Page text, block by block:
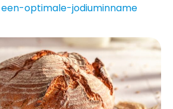
optimale-jodiuminname